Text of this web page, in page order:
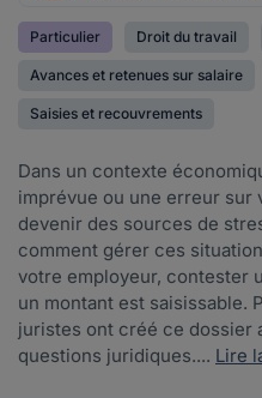
Particulier Droit du travail
Avances et retenues sur salaire
Saisies et recouvrements
Dans un contexte
imprévue ou une erreur
devenir des sources de
comment gérer ces
votre employeur, contester
un montant est saisissable.
juristes ont créé ce dossier
questions juridiques.... Lire